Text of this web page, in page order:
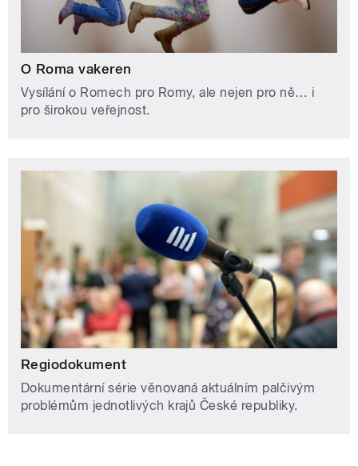
O Roma vakeren
Vysílání o Romech pro Romy, ale nejen pro ně… i
pro širokou veřejnost.
Regiodokument
Dokumentární série věnovaná aktuálním palčivým
problémům jednotlivých krajů České republiky.